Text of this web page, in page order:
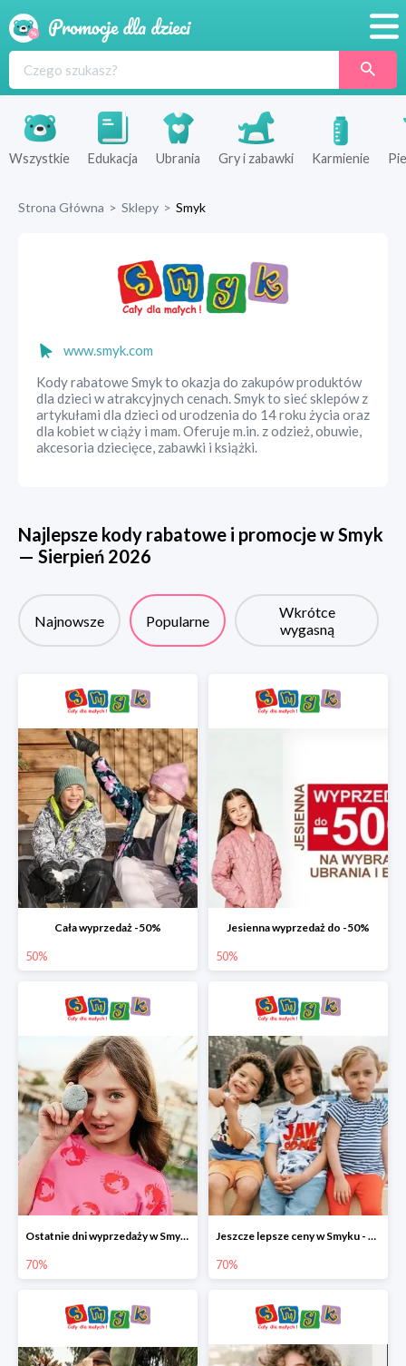
Produkty
Sklepy
Wszystkie Edukacja Ubrania Gry i zabawki Karmienie
Strona Główna > Sklepy > Smyk
www.smyk.com
Kody rabatowe Smyk to okazja do zakupów produktów
dla dzieci w atrakcyjnych cenach. Smyk to sieć sklepów z
artykułami dla dzieci od urodzenia do 14 roku życia oraz
dla kobiet w ciąży i mam. Oferuje m.in. z odzież, obuwie,
akcesoria dziecięce, zabawki i książki.
Najlepsze kody rabatowe i promocje wSmyk
— Sierpień 2026
Najnowsze Popularne
Wkrótce
wygasną
Cała wyprzedaż -50%
50%
Jesienna wyprzedaż do -50%
50%
Ostatnie dni wyprzedaży w Smyku - ubrania i buty do -70%
70%
Jeszcze lepsze ceny w Smyku - ubrania i buty do -70%
70%